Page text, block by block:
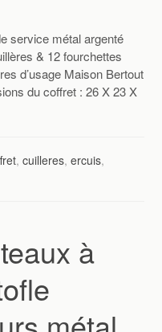
service métal argenté
& 12 fourchettes
d’usage Maison Bertout
du coffret : 26 X 23 X
,cuilleres,ercuis,
à